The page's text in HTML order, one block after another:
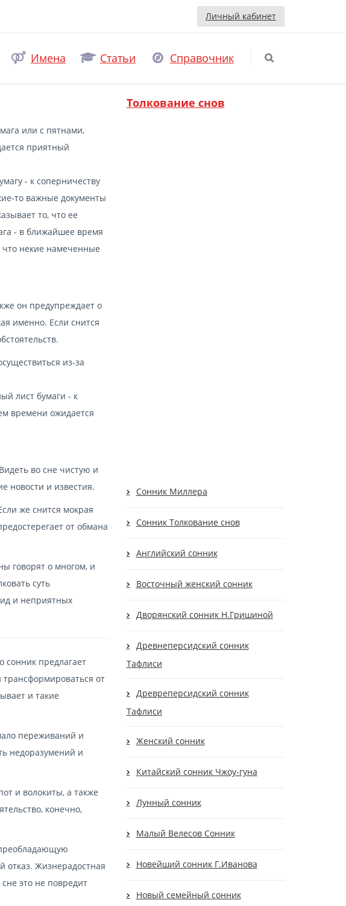
Личный кабинет
Имена Статьи Справочник
или с пятнами,
приятный
- к соперничеству
то важные документы
то, что ее
- в ближайшее время
что некие намеченные
он предупреждает о
именно. Если снится
из-за
лист бумаги - к
времени ожидается
во сне чистую и
новости и известия.
же снится мокрая
от обмана
говорят о многом, и
суть
и неприятных
сонник предлагает
от
и такие
переживаний и
недоразумений и
и волокиты, а также
конечно,
отказ. Жизнерадостная
это не повредит
Толкование снов
Cонник Миллера
Cонник Толкование снов
Английский сонник
Восточный женский сонник
Дворянский сонник Н.Гришиной
Древнеперсидский сонник
Тафлиси
Древреперсидский сонник
Тафлиси
Женский сонник
Китайский сонник Чжоу-гуна
Лунный сонник
Малый Велесов Сонник
Новейший сонник Г.Иванова
Новый семейный сонник